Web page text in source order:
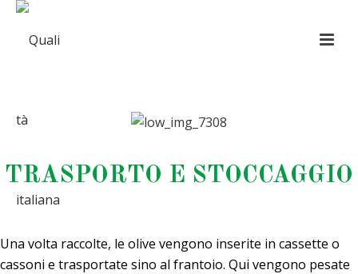
TRASPORTO E STOCCAGGIO
Una volta raccolte, le olive vengono inserite in cassette o
cassoni e trasportate sino al frantoio. Qui vengono pesate